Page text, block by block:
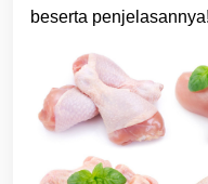
beserta penjelasannya!